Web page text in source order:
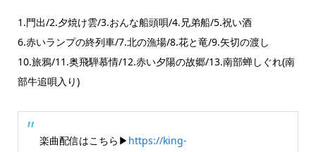
1.門出/2.夕焼け雲/3.おんな船頭唄/4.兄弟船/5.祝い酒
6.赤いランプの終列車/7.北の漁場/8.花と竜/9.矢切の渡し
10.旅鴉/11.奥飛騨慕情/12.赤い夕陽の故郷/13.南部蝉しぐれ(南
部牛追唄入り)
楽曲配信はこちら▶ https://king-